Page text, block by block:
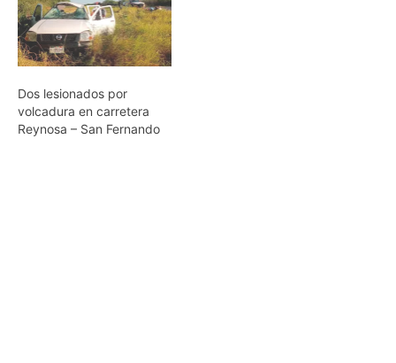
camioneta tipo van a la
altura del kilómetro 167 de
la carretera Reynosa-
Monterrey la mañana de
lugar del accidente tardó
en llegar, según…
Dos lesionados por
volcadura en carretera
Reynosa – San Fernando